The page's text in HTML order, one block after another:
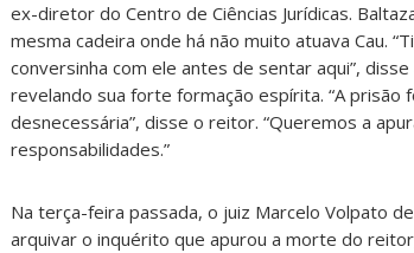
ex-diretor do Centro de Ciências Jurídicas.
mesma cadeira onde há não muito atuava Cau.
conversinha com ele antes de sentar aqui”,
revelando sua forte formação espírita. “A prisão
desnecessária”, disse o reitor. “Queremos a
responsabilidades.”
Na terça-feira passada, o juiz Marcelo Volpato
arquivar o inquérito que apurou a morte do